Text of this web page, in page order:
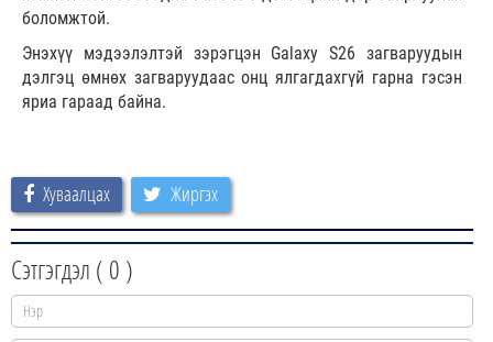
боломжтой.
Энэхүү мэдээлэлтэй зэрэгцэн Galaxy S26 загваруудын
дэлгэц өмнөх загваруудаас онц ялгагдахгүй гарна гэсэн
яриа гараад байна.
Хуваалцах Жиргэх
Сэтгэгдэл ( 0 )